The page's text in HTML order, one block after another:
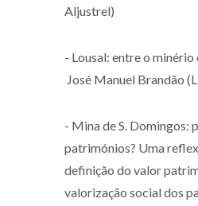
Aljustrel)
- Lousal: entre o minério
José Manuel Brandão
- Mina de S. Domingos:
patrimónios? Uma
definição do valor
valorização social dos